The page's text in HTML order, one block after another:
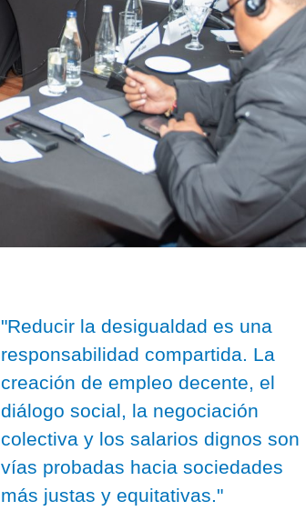
"Reducir la desigualdad es una
responsabilidad compartida. La
creación de empleo decente, el
diálogo social, la negociación
colectiva y los salarios dignos son
vías probadas hacia sociedades
más justas y equitativas."